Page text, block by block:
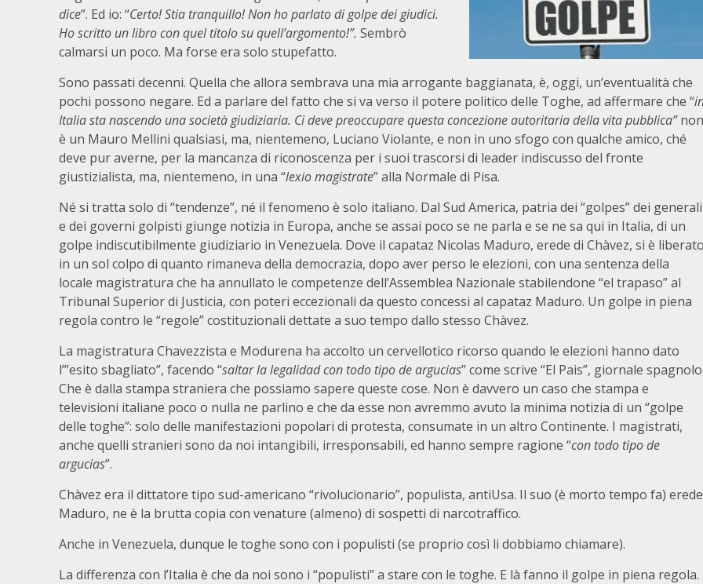
dice”. Ed io: “Certo! Stia tranquillo! Non ho parlato di golpe dei giudici.
Ho scritto un libro con quel titolo su quell’argomento!”. Sembrò
calmarsi un poco. Ma forse era solo stupefatto.
Sono passati decenni. Quella che allora sembrava una mia arrogante baggianata, è, oggi, un’eventualità che
pochi possono negare. Ed a parlare del fatto che si va verso il potere politico delle Toghe, ad affermare che “
Italia sta nascendo una società giudiziaria. Ci deve preoccupare questa concezione autoritaria della vita pubblica”non
è un Mauro Mellini qualsiasi, ma, nientemeno, Luciano Violante, e non in uno sfogo con qualche amico, ché
deve pur averne, per la mancanza di riconoscenza per i suoi trascorsi di leader indiscusso del fronte
giustizialista, ma, nientemeno, in una “lexio magistrate” alla Normale di Pisa.
Né si tratta solo di “tendenze”, né il fenomeno è solo italiano. Dal Sud America, patria dei “golpes” dei generali
e dei governi golpisti giunge notizia in Europa, anche se assai poco se ne parla e se ne sa qui in Italia, di un
golpe indiscutibilmente giudiziario in Venezuela. Dove il capataz Nicolas Maduro, erede di Chàvez, si è
in un sol colpo di quanto rimaneva della democrazia, dopo aver perso le elezioni, con una sentenza della
locale magistratura che ha annullato le competenze dell’Assemblea Nazionale stabilendone “el trapaso” al
Tribunal Superior di Justicia, con poteri eccezionali da questo concessi al capataz Maduro. Un golpe in piena
regola contro le “regole” costituzionali dettate a suo tempo dallo stesso Chàvez.
La magistratura Chavezzista e Modurena ha accolto un cervellotico ricorso quando le elezioni hanno dato
l’”esito sbagliato”, facendo “saltar la legalidad con todo tipo de argucias” come scrive “El Pais”, giornale
Che è dalla stampa straniera che possiamo sapere queste cose. Non è davvero un caso che stampa e
televisioni italiane poco o nulla ne parlino e che da esse non avremmo avuto la minima notizia di un “golpe
delle toghe”: solo delle manifestazioni popolari di protesta, consumate in un altro Continente. I magistrati,
anche quelli stranieri sono da noi intangibili, irresponsabili, ed hanno sempre ragione “con todo tipo de
argucias”.
Chàvez era il dittatore tipo sud-americano “rivolucionario”, populista, antiUsa. Il suo (è morto tempo fa) erede
Maduro, ne è la brutta copia con venature (almeno) di sospetti di narcotraffico.
Anche in Venezuela, dunque le toghe sono con i populisti (se proprio così li dobbiamo chiamare).
La differenza con l’Italia è che da noi sono i “populisti” a stare con le toghe. E là fanno il golpe in piena regola.